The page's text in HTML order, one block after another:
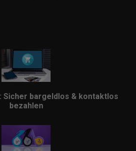
Sicher bargeldlos & kontaktlos
bezahlen